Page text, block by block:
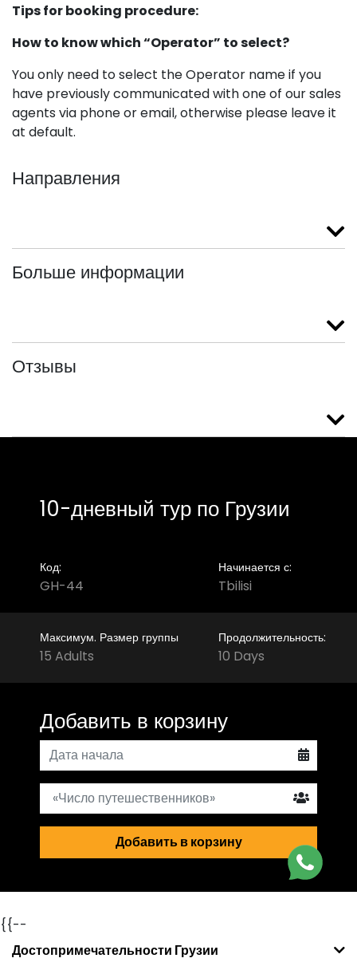
Tips for booking procedure:
How to know which “Operator” to select?
You only need to select the Operator name if you
have previously communicated with one of our sales
agents via phone or email, otherwise please leave it
at default.
Направления
Больше информации
Отзывы
10-дневный тур по Грузии
Код:
GH-44
Начинается с:
Tbilisi
Максимум. Размер группы
15 Adults
Продолжительность:
10 Days
Добавить в корзину
Добавить в корзину
{{--
Достопримечательности Грузии